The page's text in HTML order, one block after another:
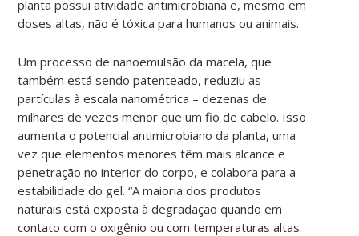
planta possui atividade antimicrobiana e, mesmo em
doses altas, não é tóxica para humanos ou animais.
Um processo de nanoemulsão da macela, que
também está sendo patenteado, reduziu as
partículas à escala nanométrica – dezenas de
milhares de vezes menor que um fio de cabelo. Isso
aumenta o potencial antimicrobiano da planta, uma
vez que elementos menores têm mais alcance e
penetração no interior do corpo, e colabora para a
estabilidade do gel. “A maioria dos produtos
naturais está exposta à degradação quando em
contato com o oxigênio ou com temperaturas altas.